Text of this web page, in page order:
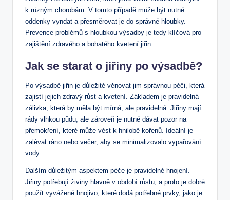
k různým chorobám. V tomto případě může být nutné
oddenky vyndat a přesměrovat je do správné hloubky.
Prevence problémů s hloubkou výsadby je tedy klíčová pro
zajištění zdravého a bohatého kvetení jiřin.
Jak se starat o jiřiny po výsadbě?
Po výsadbě jiřin je důležité věnovat jim správnou péči, která
zajistí jejich zdravý růst a kvetení. Základem je pravidelná
zálivka, která by měla být mírná, ale pravidelná. Jiřiny mají
rády vlhkou půdu, ale zároveň je nutné dávat pozor na
přemokření, které může vést k hnilobě kořenů. Ideální je
zalévat ráno nebo večer, aby se minimalizovalo vypařování
vody.
Dalším důležitým aspektem péče je pravidelné hnojení.
Jiřiny potřebují živiny hlavně v období růstu, a proto je dobré
použít vyvážené hnojivo, které dodá potřebné prvky, jako je